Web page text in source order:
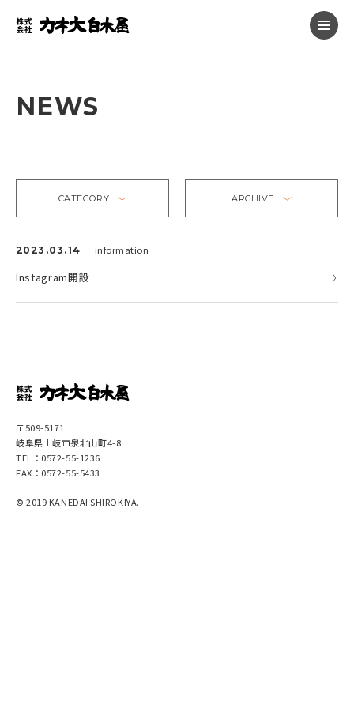
NEWS
CATEGORY ARCHIVE
2023.03.14 information
Instagram開設
〒509-5171
岐阜県土岐市泉北山町4-8
TEL：0572-55-1236
FAX：0572-55-5433
© 2019 KANEDAI SHIROKIYA.